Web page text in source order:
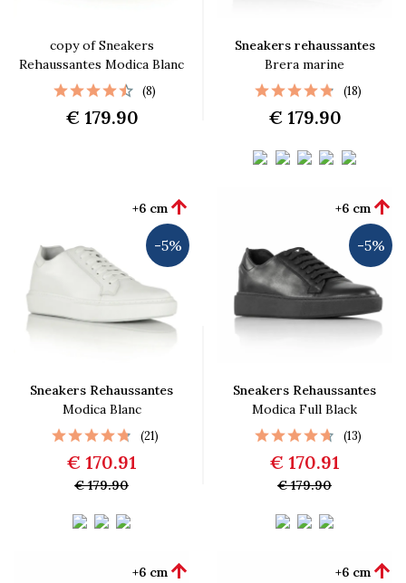
copy of Sneakers
Rehaussantes Modica Blanc
(8)
€ 179.90
Sneakers rehaussantes
Brera marine
(18)
€ 179.90
Sneakers Rehaussantes
Modica Blanc
+6 cm 
(21)
€ 170.91
€ 179.90
-5%
Sneakers Rehaussantes
Modica Full Black
+6 cm 
(13)
€ 170.91
€ 179.90
-5%
+6 cm  +6 cm 